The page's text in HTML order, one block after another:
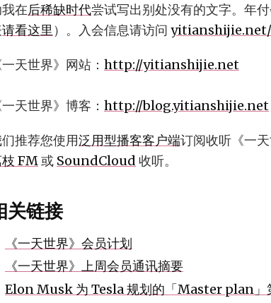
在后稀缺时代尝试写出别处没有的文字。年
请看这里 ）。入会信息请访问
一天世界》网站： http://yitianshijie.net
一天世界》博客： http://blog.yitianshijie.net
推荐您使用泛用型播客客户端订阅收听《一
FM或 SoundCloud 收听。
关链接
《一天世界》会员计划
《一天世界》上周会员通讯摘要
Elon Musk 为 Tesla 规划的「Master plan」